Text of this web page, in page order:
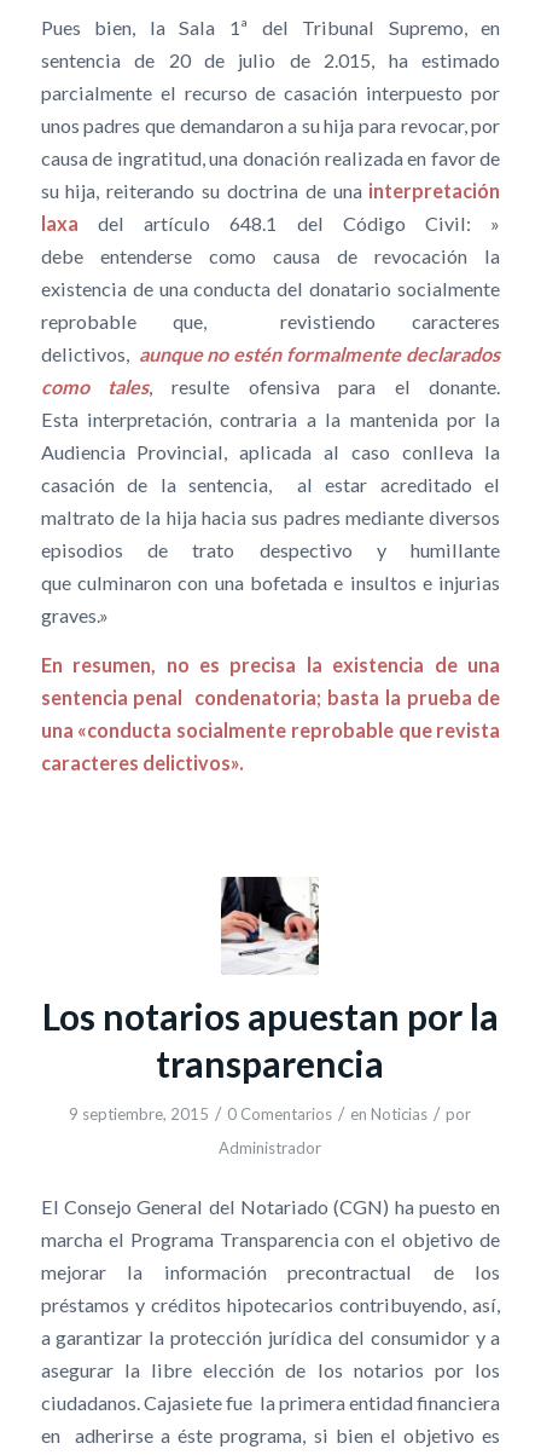
Pues bien, la Sala 1ª del Tribunal Supremo, en
sentencia de 20 de julio de 2.015, ha estimado
parcialmente el recurso de casación interpuesto por
unos padres que demandaron a su hija para revocar, por
causa de ingratitud, una donación realizada en favor de
su hija, reiterando su doctrina de una interpretación
laxa del artículo 648.1 del Código Civil: »
debe entenderse como causa de revocación la
existencia de una conducta del donatario socialmente
reprobable que, revistiendo caracteres
delictivos, aunque no estén formalmente declarados
como tales, resulte ofensiva para el donante.
Esta interpretación, contraria a la mantenida por la
Audiencia Provincial, aplicada al caso conlleva la
casación de la sentencia, al estar acreditado el
maltrato de la hija hacia sus padres mediante diversos
episodios de trato despectivo y humillante
que culminaron con una bofetada e insultos e injurias
graves.»
En resumen, no es precisa la existencia de una
sentencia penal condenatoria; basta la prueba de
una «conducta socialmente reprobable que revista
caracteres delictivos».
Los notarios apuestan por la
transparencia
9 septiembre, 2015 / 0 Comentarios / en Noticias / por
Administrador
El Consejo General del Notariado (CGN) ha puesto en
marcha el Programa Transparencia con el objetivo de
mejorar la información precontractual de los
préstamos y créditos hipotecarios contribuyendo, así,
a garantizar la protección jurídica del consumidor y a
asegurar la libre elección de los notarios por los
ciudadanos. Cajasiete fue la primera entidad financiera
en adherirse a éste programa, si bien el objetivo es